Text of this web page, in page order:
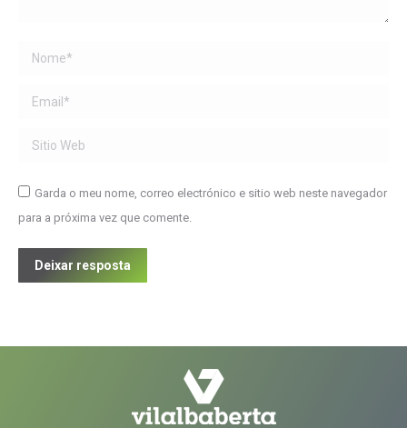
Name *
Email *
Sitio Web
Garda o meu nome, correo electrónico e sitio web neste navegador
para a próxima vez que comente.
Deixar resposta